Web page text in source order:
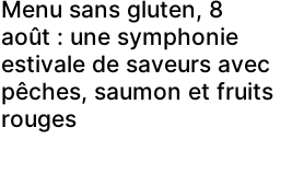
Menu sans gluten, 8
août : une symphonie
estivale de saveurs avec
pêches, saumon et fruits
rouges